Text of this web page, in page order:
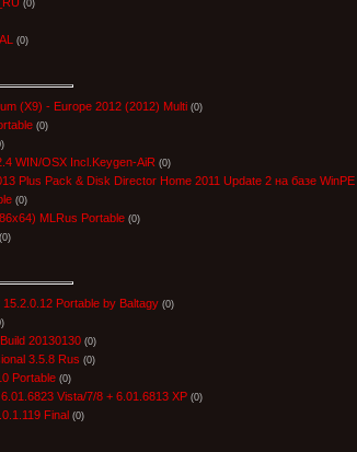
(0)
(0)
(X9) - Europe 2012 (2012) Multi (0)
(0)
WIN/OSX Incl.Keygen-AiR (0)
Plus Pack & Disk Director Home 2011 Update 2 на базе WinPE
(0)
MLRus Portable (0)
(0)
Portable by Baltagy (0)
20130130 (0)
3.5.8 Rus (0)
Portable (0)
Vista/7/8 + 6.01.6813 XP (0)
Final (0)